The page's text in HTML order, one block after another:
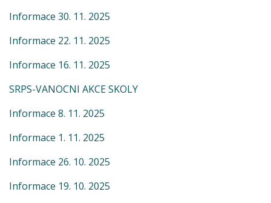
Informace 30. 11. 2025
Informace 22. 11. 2025
Informace 16. 11. 2025
SRPS-VANOCNI AKCE SKOLY
Informace 8. 11. 2025
Informace 1. 11. 2025
Informace 26. 10. 2025
Informace 19. 10. 2025